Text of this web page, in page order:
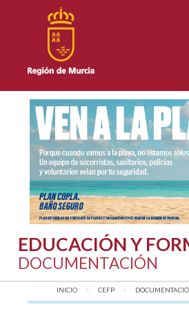
EDUCACIÓN Y
DOCUMENTACIÓN
INICIO CEFP